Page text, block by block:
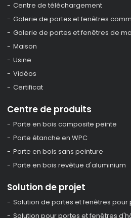
Centre de téléchargement
Galerie de portes et fenêtres
Galerie de portes et fenêtres de
Maison
Usine
Vidéos
Certificat
Centre de produits
Porte en bois composite peinte
Porte étanche en WPC
Porte en bois sans peinture
Porte en bois revêtue d'aluminium
Solution de projet
Solution de portes et fenêtres
Solution pour portes et fenêtres